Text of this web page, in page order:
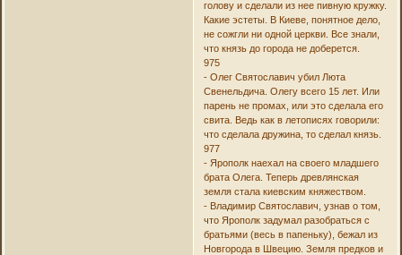
голову и сделали из нее пивную кружку.
Какие эстеты. В Киеве, понятное дело,
не сожгли ни одной церкви. Все знали,
что князь до города не доберется.
975
- Олег Святославич убил Люта
Свенельдича. Олегу всего 15 лет. Или
парень не промах, или это сделала его
свита. Ведь как в летописях говорили:
что сделала дружина, то сделал князь.
977
- Ярополк наехал на своего младшего
брата Олега. Теперь древлянская
земля стала киевским княжеством.
- Владимир Святославич, узнав о том,
что Ярополк задумал разобраться с
братьями (весь в папеньку), бежал из
Новгорода в Швецию. Земля предков и